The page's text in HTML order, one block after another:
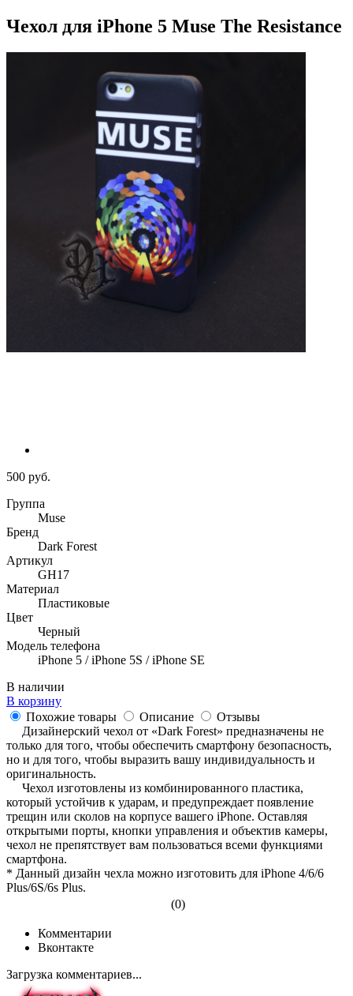
Чехол для iPhone 5 Muse The Resistance
500 руб.
Группа
Muse
Бренд
Dark Forest
Артикул
GH17
Материал
Пластиковые
Цвет
Черный
Модель телефона
iPhone 5 / iPhone 5S / iPhone SE
В наличии
В корзину
Похожие товары
Описание
Отзывы
Дизайнерский чехол от «Dark Forest» предназначены не
только для того, чтобы обеспечить смартфону безопасность,
но и для того, чтобы выразить вашу индивидуальность и
оригинальность.
Чехол изготовлены из комбинированного пластика,
который устойчив к ударам, и предупреждает появление
трещин или сколов на корпусе вашего iPhone. Оставляя
открытыми порты, кнопки управления и объектив камеры,
чехол не препятствует вам пользоваться всеми функциями
смартфона.
* Данный дизайн чехла можно изготовить для iPhone 4/6/6
Plus/6S/6s Plus.
(0)
Комментарии
Вконтакте
Загрузка комментариев...